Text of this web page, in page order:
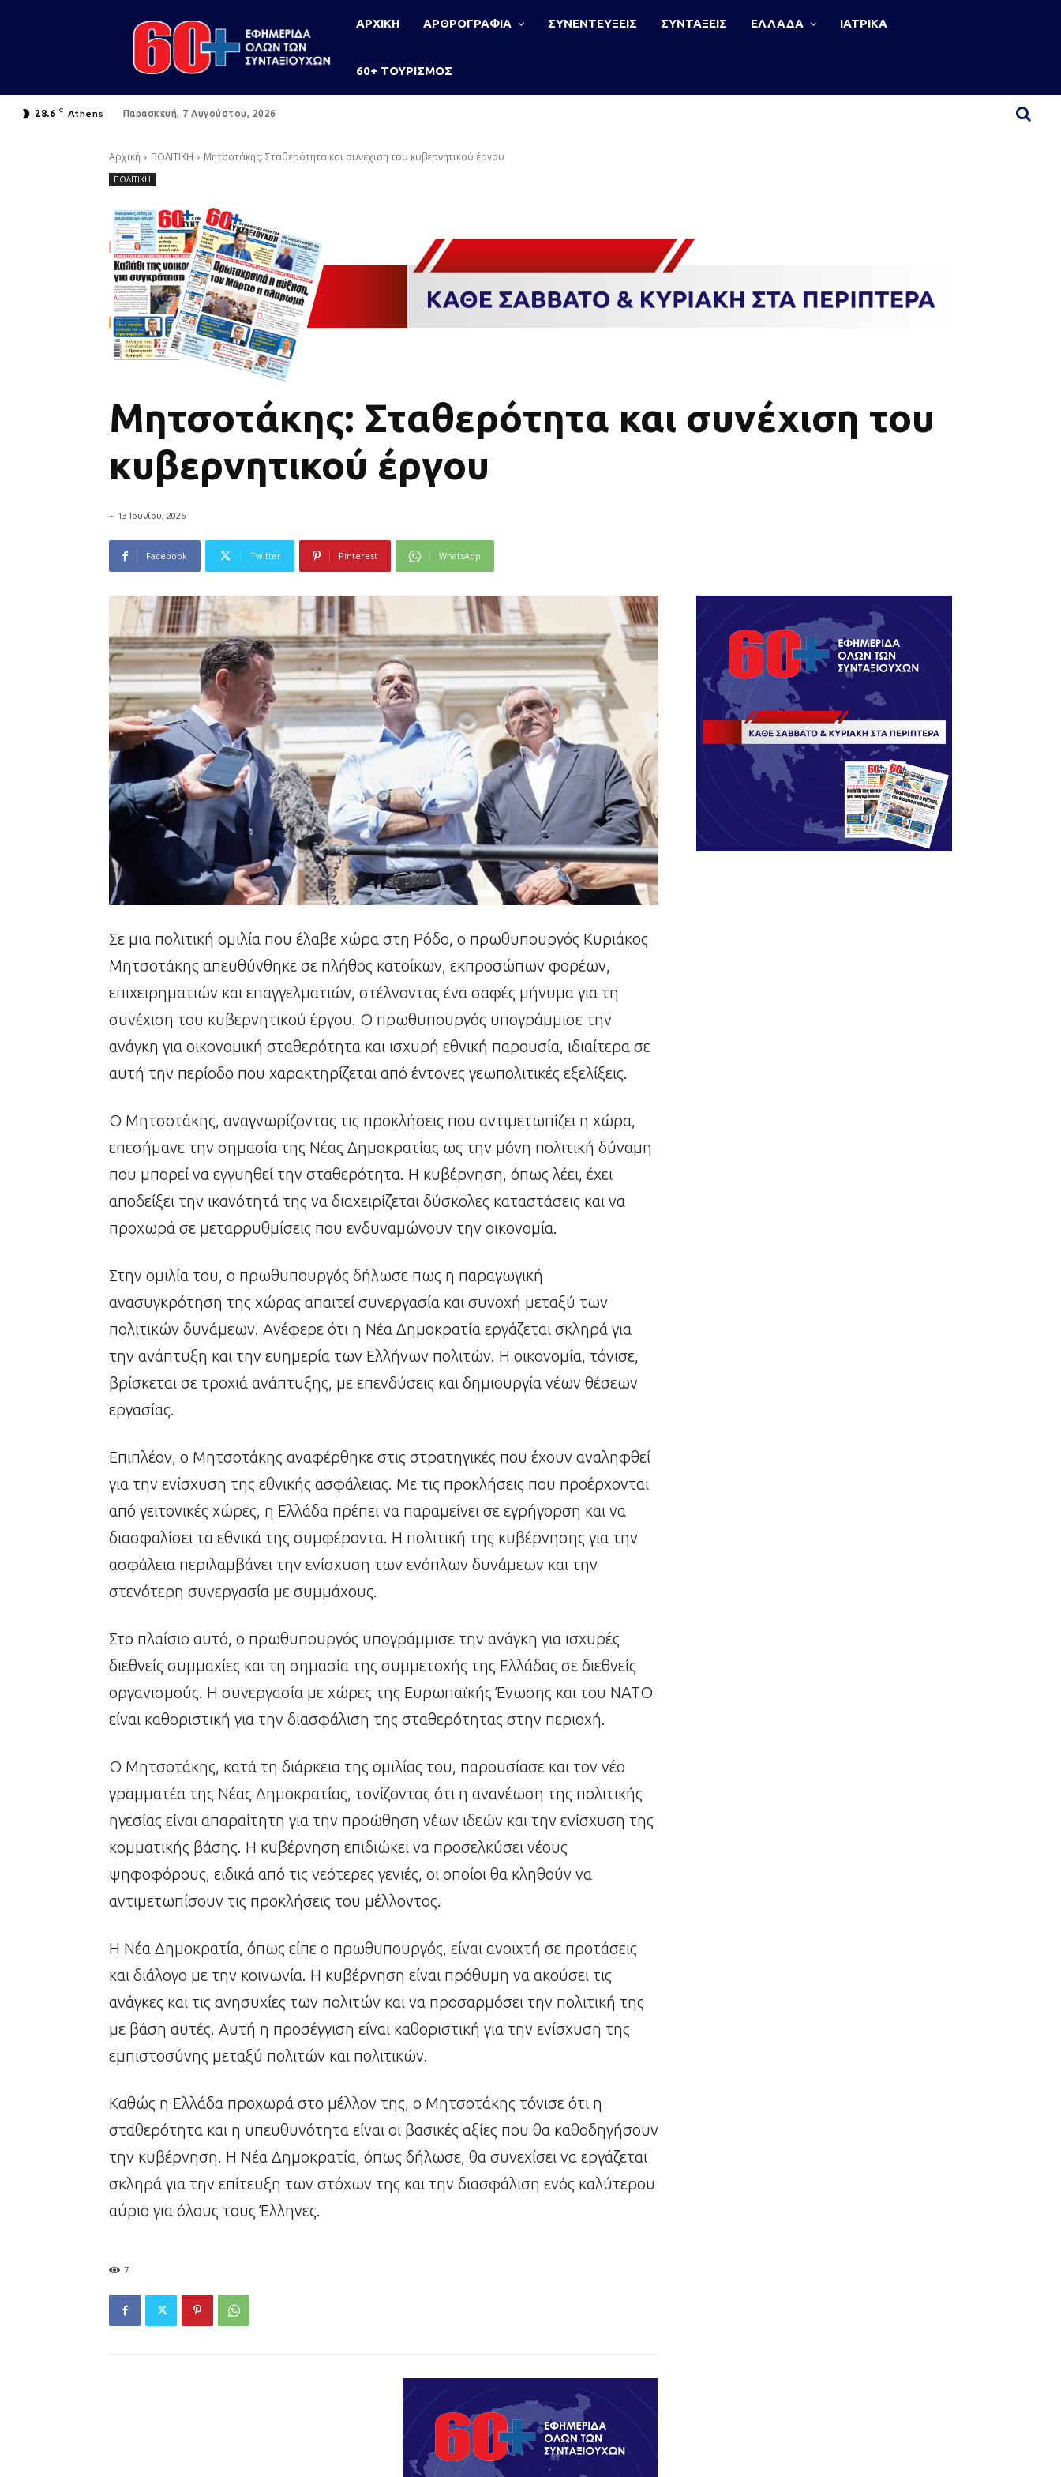
ΑΡΧΙΚΗ ΑΡΘΡΟΓΡΑΦΙΑ ΣΥΝΕΝΤΕΥΞΕΙΣ ΣΥΝΤΑΞΕΙΣ ΕΛΛΑΔΑ ΙΑΤΡΙΚΑ
60+ ΤΟΥΡΙΣΜΟΣ
28.6 C Athens Παρασκευή, 7 Αυγούστου, 2026
Αρχική ΠΟΛΙΤΙΚΗ Μητσοτάκης: Σταθερότητα και συνέχιση του κυβερνητικού έργου
ΠΟΛΙΤΙΚΗ
Μητσοτάκης: Σταθερότητα και συνέχιση του
κυβερνητικού έργου
- 13 Ιουνίου, 2026
Facebook Twitter Pinterest WhatsApp
Σε μια πολιτική ομιλία που έλαβε χώρα στη Ρόδο, ο πρωθυπουργός Κυριάκος
Μητσοτάκης απευθύνθηκε σε πλήθος κατοίκων, εκπροσώπων φορέων,
επιχειρηματιών και επαγγελματιών, στέλνοντας ένα σαφές μήνυμα για τη
συνέχιση του κυβερνητικού έργου. Ο πρωθυπουργός υπογράμμισε την
ανάγκη για οικονομική σταθερότητα και ισχυρή εθνική παρουσία, ιδιαίτερα σε
αυτή την περίοδο που χαρακτηρίζεται από έντονες γεωπολιτικές εξελίξεις.
Ο Μητσοτάκης, αναγνωρίζοντας τις προκλήσεις που αντιμετωπίζει η χώρα,
επεσήμανε την σημασία της Νέας Δημοκρατίας ως την μόνη πολιτική δύναμη
που μπορεί να εγγυηθεί την σταθερότητα. Η κυβέρνηση, όπως λέει, έχει
αποδείξει την ικανότητά της να διαχειρίζεται δύσκολες καταστάσεις και να
προχωρά σε μεταρρυθμίσεις που ενδυναμώνουν την οικονομία.
Στην ομιλία του, ο πρωθυπουργός δήλωσε πως η παραγωγική
ανασυγκρότηση της χώρας απαιτεί συνεργασία και συνοχή μεταξύ των
πολιτικών δυνάμεων. Ανέφερε ότι η Νέα Δημοκρατία εργάζεται σκληρά για
την ανάπτυξη και την ευημερία των Ελλήνων πολιτών. Η οικονομία, τόνισε,
βρίσκεται σε τροχιά ανάπτυξης, με επενδύσεις και δημιουργία νέων θέσεων
εργασίας.
Επιπλέον, ο Μητσοτάκης αναφέρθηκε στις στρατηγικές που έχουν αναληφθεί
για την ενίσχυση της εθνικής ασφάλειας. Με τις προκλήσεις που προέρχονται
από γειτονικές χώρες, η Ελλάδα πρέπει να παραμείνει σε εγρήγορση και να
διασφαλίσει τα εθνικά της συμφέροντα. Η πολιτική της κυβέρνησης για την
ασφάλεια περιλαμβάνει την ενίσχυση των ενόπλων δυνάμεων και την
στενότερη συνεργασία με συμμάχους.
Στο πλαίσιο αυτό, ο πρωθυπουργός υπογράμμισε την ανάγκη για ισχυρές
διεθνείς συμμαχίες και τη σημασία της συμμετοχής της Ελλάδας σε διεθνείς
οργανισμούς. Η συνεργασία με χώρες της Ευρωπαϊκής Ένωσης και του ΝΑΤΟ
είναι καθοριστική για την διασφάλιση της σταθερότητας στην περιοχή.
Ο Μητσοτάκης, κατά τη διάρκεια της ομιλίας του, παρουσίασε και τον νέο
γραμματέα της Νέας Δημοκρατίας, τονίζοντας ότι η ανανέωση της πολιτικής
ηγεσίας είναι απαραίτητη για την προώθηση νέων ιδεών και την ενίσχυση της
κομματικής βάσης. Η κυβέρνηση επιδιώκει να προσελκύσει νέους
ψηφοφόρους, ειδικά από τις νεότερες γενιές, οι οποίοι θα κληθούν να
αντιμετωπίσουν τις προκλήσεις του μέλλοντος.
Η Νέα Δημοκρατία, όπως είπε ο πρωθυπουργός, είναι ανοιχτή σε προτάσεις
και διάλογο με την κοινωνία. Η κυβέρνηση είναι πρόθυμη να ακούσει τις
ανάγκες και τις ανησυχίες των πολιτών και να προσαρμόσει την πολιτική της
με βάση αυτές. Αυτή η προσέγγιση είναι καθοριστική για την ενίσχυση της
εμπιστοσύνης μεταξύ πολιτών και πολιτικών.
Καθώς η Ελλάδα προχωρά στο μέλλον της, ο Μητσοτάκης τόνισε ότι η
σταθερότητα και η υπευθυνότητα είναι οι βασικές αξίες που θα καθοδηγήσουν
την κυβέρνηση. Η Νέα Δημοκρατία, όπως δήλωσε, θα συνεχίσει να εργάζεται
σκληρά για την επίτευξη των στόχων της και την διασφάλιση ενός καλύτερου
αύριο για όλους τους Έλληνες.
7